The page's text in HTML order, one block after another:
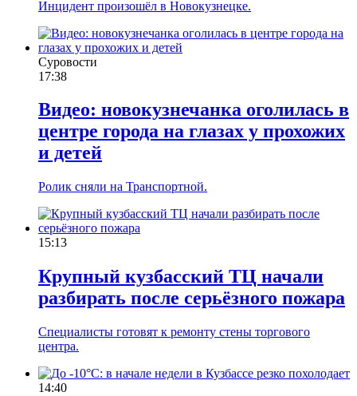
Инцидент произошёл в Новокузнецке.
Суровости
17:38
Видео: новокузнечанка оголилась в
центре города на глазах у прохожих
и детей
Ролик сняли на Транспортной.
15:13
Крупный кузбасский ТЦ начали
разбирать после серьёзного пожара
Специалисты готовят к ремонту стены торгового
центра.
14:40